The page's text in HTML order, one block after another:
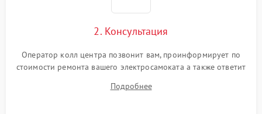
2. Консультация
Оператор колл центра позвонит вам, проинформирует по
стоимости ремонта вашего электросамоката а также ответит
Подробнее